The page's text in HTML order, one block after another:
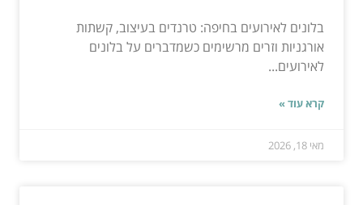
בלונים לאירועים בחיפה: טרנדים בעיצוב, קשתות
אורגניות וזרים מרשימים כשמדברים על בלונים
לאירועים...
קרא עוד »
מאי 18, 2026